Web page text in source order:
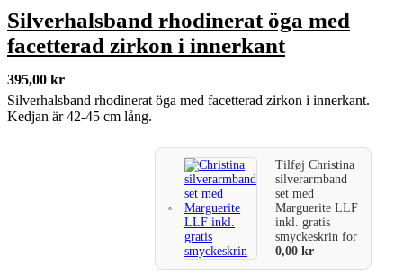
Silverhalsband rhodinerat öga med
facetterad zirkon i innerkant
395,00 kr
Silverhalsband rhodinerat öga med facetterad zirkon i innerkant.
Kedjan är 42-45 cm lång.
TilføjChristina
silverarmband
set med
Marguerite LLF
inkl. gratis
smyckeskrinfor
0,00kr